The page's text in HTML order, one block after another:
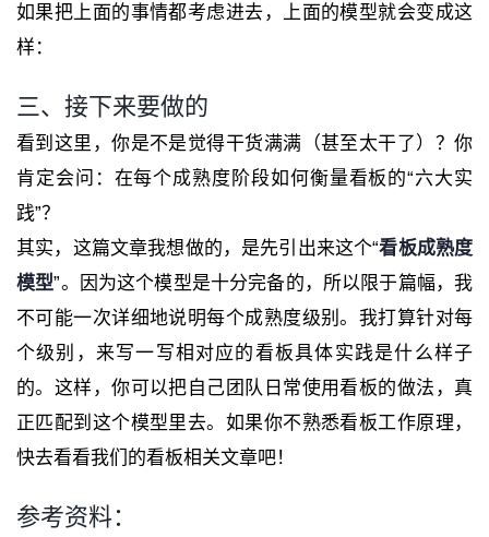
如果把上面的事情都考虑进去，上面的模型就会变成这
样：
三、接下来要做的
看到这里，你是不是觉得干货满满（甚至太干了）？你
肯定会问：在每个成熟度阶段如何衡量看板的“六大实
践”？
其实，这篇文章我想做的，是先引出来这个“看板成熟度
模型”。因为这个模型是十分完备的，所以限于篇幅，我
不可能一次详细地说明每个成熟度级别。我打算针对每
个级别，来写一写相对应的看板具体实践是什么样子
的。这样，你可以把自己团队日常使用看板的做法，真
正匹配到这个模型里去。如果你不熟悉看板工作原理，
快去看看我们的看板相关文章吧！
参考资料：